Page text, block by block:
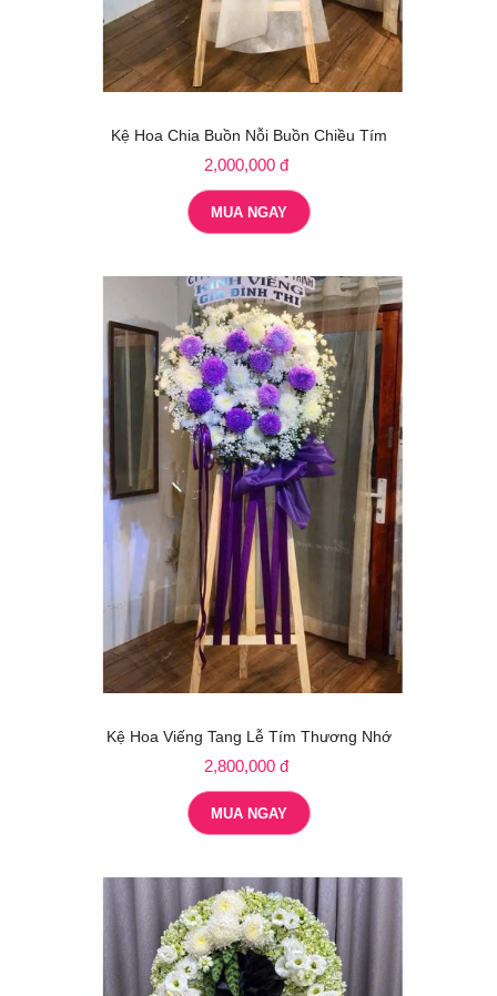
Kệ Hoa Chia Buồn Nỗi Buồn Chiều Tím
2,000,000 đ
MUA NGAY
Kệ Hoa Viếng Tang Lễ Tím Thương Nhớ
2,800,000 đ
MUA NGAY